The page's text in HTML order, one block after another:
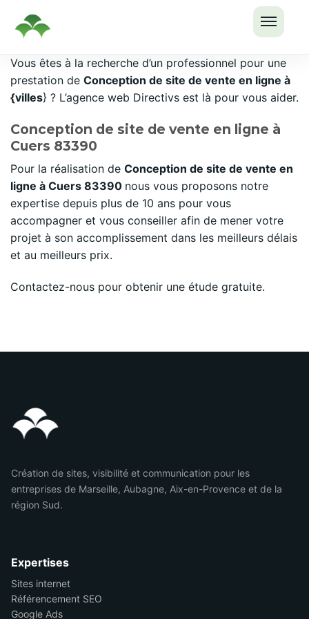
LE
MENU
Passer
au
contenu
Vous êtes à la recherche d’un professionnel pour une
prestation de Conception de site de vente en ligne à
{villes} ? L’agence web Directivs est là pour vous aider.
Conception de site de vente en ligne à
Cuers 83390
Pour la réalisation de Conception de site de vente en
ligne à Cuers 83390 nous vous proposons notre
expertise depuis plus de 10 ans pour vous
accompagner et vous conseiller afin de mener votre
projet à son accomplissement dans les meilleurs délais
et au meilleurs prix.
Contactez-nous pour obtenir une étude gratuite.
Création de sites, visibilité et communication pour les
entreprises de Marseille, Aubagne, Aix-en-Provence et de la
région Sud.
Expertises
Sites internet
Référencement SEO
Google Ads